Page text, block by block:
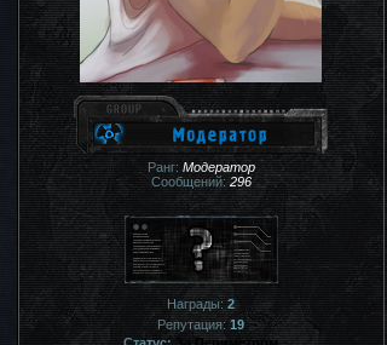
Ранг:Модератор
Сообщений:296
Награды: 2
Репутация:19